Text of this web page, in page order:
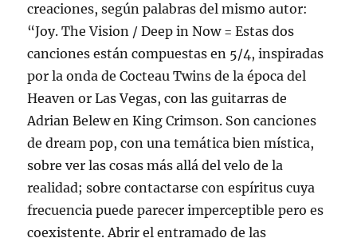
creaciones, según palabras del mismo autor:
“Joy. The Vision / Deep in Now = Estas dos
canciones están compuestas en 5/4, inspiradas
por la onda de Cocteau Twins de la época del
Heaven or Las Vegas, con las guitarras de
Adrian Belew en King Crimson. Son canciones
de dream pop, con una temática bien mística,
sobre ver las cosas más allá del velo de la
realidad; sobre contactarse con espíritus cuya
frecuencia puede parecer imperceptible pero es
coexistente. Abrir el entramado de las